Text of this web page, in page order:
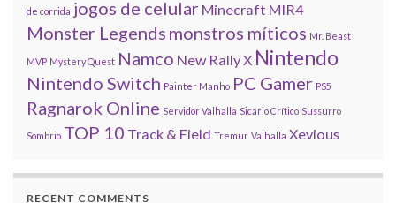
de corrida jogos de celular Minecraft MIR4
Monster Legends monstros míticos Mr. Beast
MVP Mystery Quest Namco New Rally X Nintendo
Nintendo Switch Painter Manho PC Gamer PS5
Ragnarok Online Servidor Valhalla Sicário Crítico Sussurro
Sombrio TOP 10 Track & Field Tremur Valhalla Xevious
RECENT COMMENTS